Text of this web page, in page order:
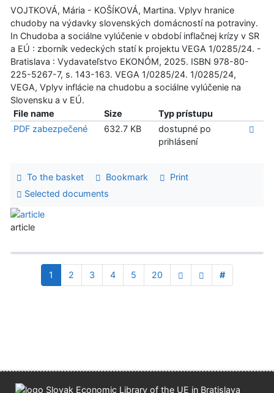
VOJTKOVÁ, Mária - KOŠÍKOVÁ, Martina. Vplyv hranice
chudoby na výdavky slovenských domácností na potraviny.
In Chudoba a sociálne vylúčenie v období inflačnej krízy v SR
a EÚ : zborník vedeckých statí k projektu VEGA 1/0285/24. -
Bratislava : Vydavateľstvo EKONÓM, 2025. ISBN 978-80-
225-5267-7, s. 143-163. VEGA 1/0285/24. 1/0285/24,
VEGA, Vplyv inflácie na chudobu a sociálne vylúčenie na
Slovensku a v EÚ.
File name
Size
Typ prístupu
PDF zabezpečené
632.7 KB
dostupné po
prihlásení
To the basket Bookmark
Print
Selected documents
article
1 2 3 4 5 20 #